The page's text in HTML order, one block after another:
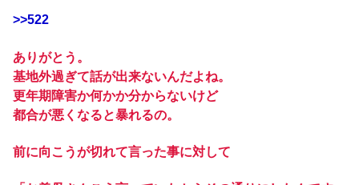
>>522
ありがとう。
基地外過ぎて話が出来ないんだよね。
更年期障害か何かか分からないけど
都合が悪くなると暴れるの。
前に向こうが切れて言った事に対して